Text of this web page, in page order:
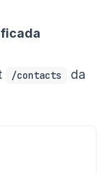
/contacts
da